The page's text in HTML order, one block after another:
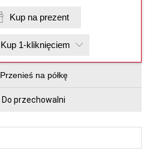
Kup na prezent
Kup 1-kliknięciem
Przenieś na półkę
Do przechowalni